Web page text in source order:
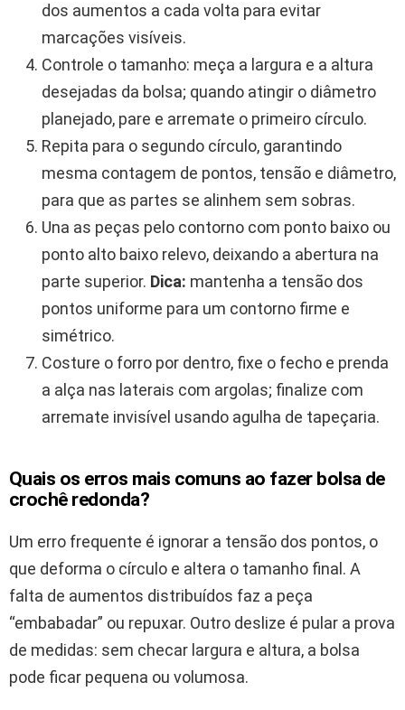
dos aumentos a cada volta para evitar
marcações visíveis.
Controle o tamanho: meça a largura e a altura
desejadas da bolsa; quando atingir o diâmetro
planejado, pare e arremate o primeiro círculo.
Repita para o segundo círculo, garantindo
mesma contagem de pontos, tensão e diâmetro,
para que as partes se alinhem sem sobras.
Una as peças pelo contorno com ponto baixo ou
ponto alto baixo relevo, deixando a abertura na
parte superior. Dica: mantenha a tensão dos
pontos uniforme para um contorno firme e
simétrico.
Costure o forro por dentro, fixe o fecho e prenda
a alça nas laterais com argolas; finalize com
arremate invisível usando agulha de tapeçaria.
Quais os erros mais comuns ao fazer bolsa de
crochê redonda?
Um erro frequente é ignorar a tensão dos pontos, o
que deforma o círculo e altera o tamanho final. A
falta de aumentos distribuídos faz a peça
“embabadar” ou repuxar. Outro deslize é pular a prova
de medidas: sem checar largura e altura, a bolsa
pode ficar pequena ou volumosa.